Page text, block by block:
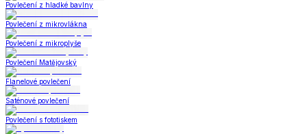
Povlečení z hladké bavlny
Povlečení z mikrovlákna
Povlečení z mikroplyše
Povlečení Matějovský
Flanelové povlečení
Saténové povlečení
Povlečení s fototiskem